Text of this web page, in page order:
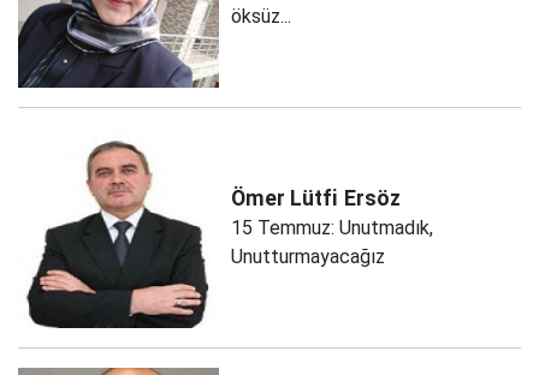
öksüz...
Ömer Lütfi Ersöz
15 Temmuz: Unutmadık,
Unutturmayacağız